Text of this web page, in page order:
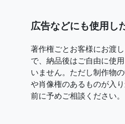
広告などにも使用し
著作権ごとお客様にお渡
で、納品後はご自由に使
いません。ただし制作物
や肖像権のあるものが入
前に予めご相談ください。